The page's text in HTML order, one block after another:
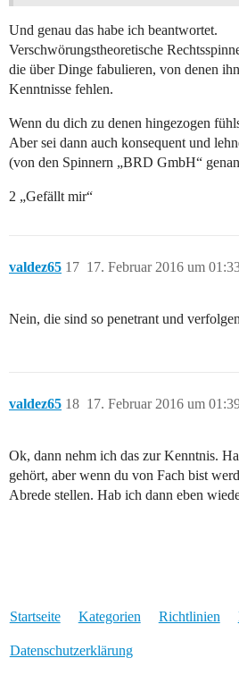
Und genau das habe ich beantwortet.
Verschwörungstheoretische
die über Dinge fabulieren, von denen
Kenntnisse fehlen.
Wenn du dich zu denen hingezogen
Aber sei dann auch konsequent und
(von den Spinnern „BRD GmbH“
2 „Gefällt mir“
valdez65 17. Februar 2016 um
17
Nein, die sind so penetrant und
valdez65 17. Februar 2016 um
18
Ok, dann nehm ich das zur Kenntnis.
gehört, aber wenn du von Fach bist
Abrede stellen. Hab ich dann eben
Startseite Kategorien Richtlinien
Datenschutzerklärung